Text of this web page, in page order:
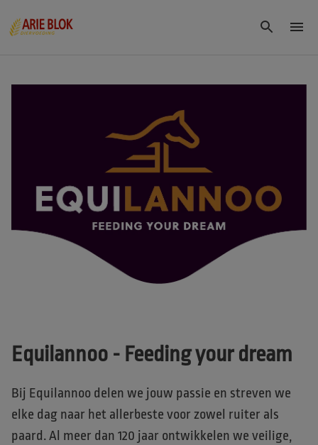
Equilannoo - Feeding your dream
Bij Equilannoo delen we jouw passie en streven we
elke dag naar het allerbeste voor zowel ruiter als
paard. Al meer dan 120 jaar ontwikkelen we veilige,